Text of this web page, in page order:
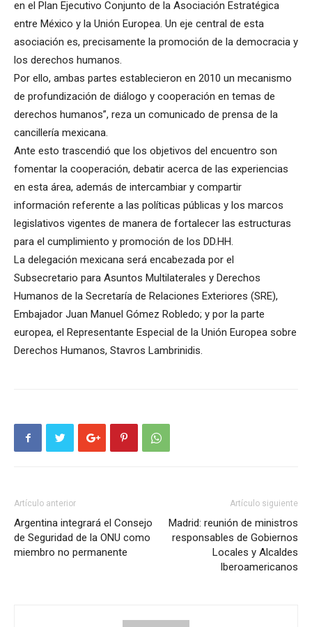
en el Plan Ejecutivo Conjunto de la Asociación Estratégica
entre México y la Unión Europea. Un eje central de esta
asociación es, precisamente la promoción de la democracia y
los derechos humanos.
Por ello, ambas partes establecieron en 2010 un mecanismo
de profundización de diálogo y cooperación en temas de
derechos humanos”, reza un comunicado de prensa de la
cancillería mexicana.
Ante esto trascendió que los objetivos del encuentro son
fomentar la cooperación, debatir acerca de las experiencias
en esta área, además de intercambiar y compartir
información referente a las políticas públicas y los marcos
legislativos vigentes de manera de fortalecer las estructuras
para el cumplimiento y promoción de los DD.HH.
La delegación mexicana será encabezada por el
Subsecretario para Asuntos Multilaterales y Derechos
Humanos de la Secretaría de Relaciones Exteriores (SRE),
Embajador Juan Manuel Gómez Robledo; y por la parte
europea, el Representante Especial de la Unión Europea sobre
Derechos Humanos, Stavros Lambrinidis.
Artículo anterior
Argentina integrará el Consejo
de Seguridad de la ONU como
miembro no permanente
Artículo siguiente
Madrid: reunión de ministros
responsables de Gobiernos
Locales y Alcaldes
Iberoamericanos